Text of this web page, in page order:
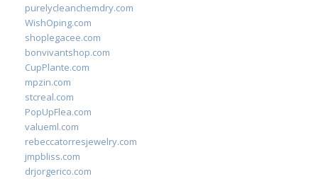
purelycleanchemdry.com
WishOping.com
shoplegacee.com
bonvivantshop.com
CupPlante.com
mpzin.com
stcreal.com
PopUpFlea.com
valueml.com
rebeccatorresjewelry.com
jmpbliss.com
drjorgerico.com